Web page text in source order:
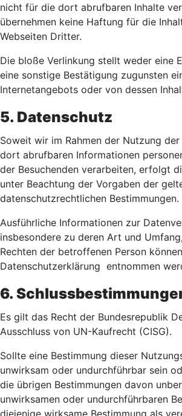
nicht für die dort abrufbaren Inhalte
übernehmen keine Haftung für die
Webseiten Dritter.
Die bloße Verlinkung stellt weder eine
eine sonstige Bestätigung zugunsten
Internetangebots oder von dessen
5. Datenschutz
Soweit wir im Rahmen der Nutzung
dort abrufbaren Informationen
der Besuchenden verarbeiten, erfolgt
unter Beachtung der Vorgaben der
datenschutzrechtlichen Bestimmungen.
Ausführliche Informationen zur
insbesondere zu deren Art und
Rechten der betroffenen Person
Datenschutzerklärung entnommen
6.
Es gilt das Recht der Bundesrepublik
Ausschluss von UN-Kaufrecht (CISG).
Sollte eine Bestimmung dieser
unwirksam oder undurchführbar sein
die übrigen Bestimmungen davon
unwirksamen oder undurchführbaren
diejenige wirksame Bestimmung als